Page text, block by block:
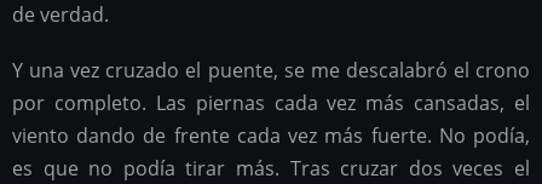
de verdad.
Y una vez cruzado el puente, se me descalabró el crono
por completo. Las piernas cada vez más cansadas, el
viento dando de frente cada vez más fuerte. No podía,
es que no podía tirar más. Tras cruzar dos veces el